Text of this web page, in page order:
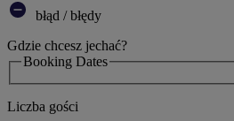
błąd / błędy
Gdzie chcesz jechać?
Booking Dates
Liczba gości